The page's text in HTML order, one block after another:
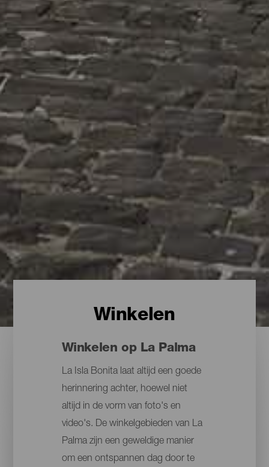
Winkelen
Winkelen op La Palma
La Isla Bonita laat altijd een goede
herinnering achter, hoewel niet
altijd in de vorm van foto's en
video's. De winkelgebieden van La
Palma zijn een geweldige manier
om een ontspannen dag door te